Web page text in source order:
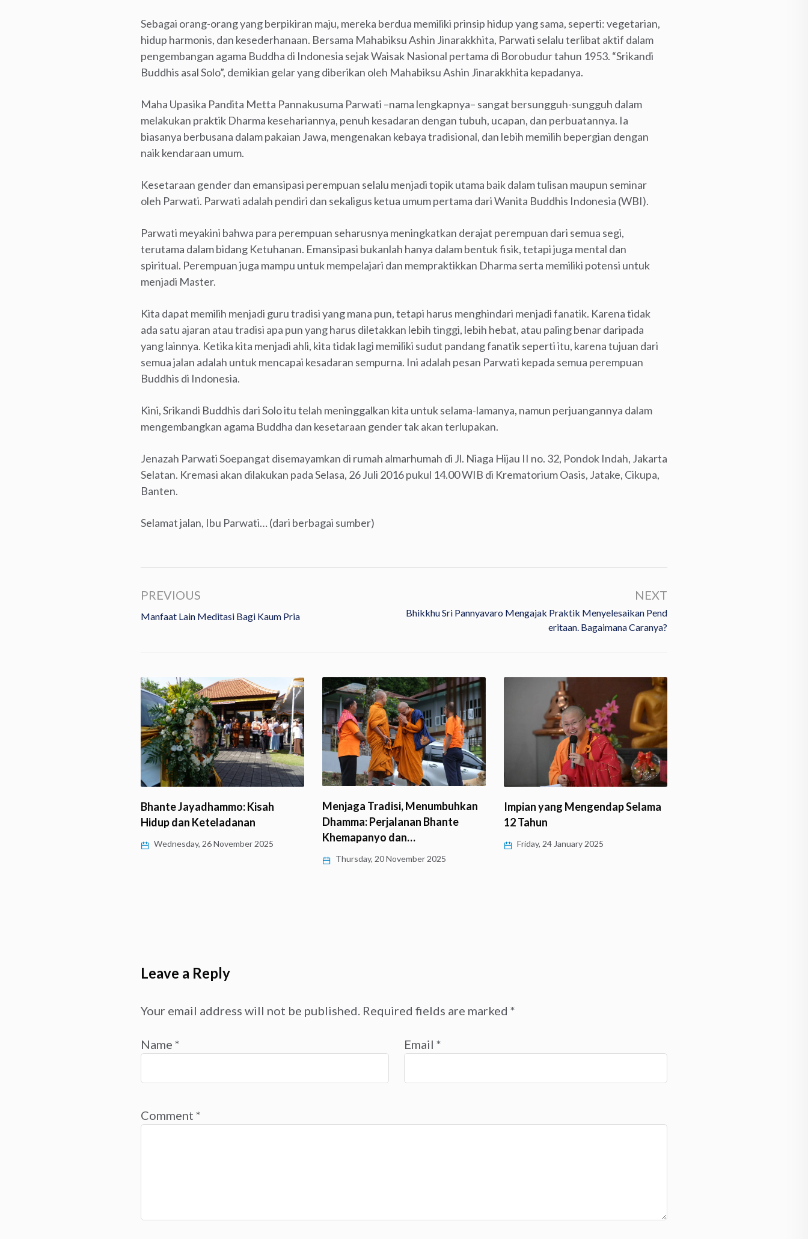
Sebagai orang-orang yang berpikiran maju, mereka berdua memiliki prinsip hidup yang sama, seperti: vegetarian,
hidup harmonis, dan kesederhanaan. Bersama Mahabiksu Ashin Jinarakkhita, Parwati selalu terlibat aktif dalam
pengembangan agama Buddha di Indonesia sejak Waisak Nasional pertama di Borobudur tahun 1953. “Srikandi
Buddhis asal Solo”, demikian gelar yang diberikan oleh Mahabiksu Ashin Jinarakkhita kepadanya.
Maha Upasika Pandita Metta Pannakusuma Parwati –nama lengkapnya– sangat bersungguh-sungguh dalam
melakukan praktik Dharma kesehariannya, penuh kesadaran dengan tubuh, ucapan, dan perbuatannya. Ia
biasanya berbusana dalam pakaian Jawa, mengenakan kebaya tradisional, dan lebih memilih bepergian dengan
naik kendaraan umum.
Kesetaraan gender dan emansipasi perempuan selalu menjadi topik utama baik dalam tulisan maupun seminar
oleh Parwati. Parwati adalah pendiri dan sekaligus ketua umum pertama dari Wanita Buddhis Indonesia (WBI).
Parwati meyakini bahwa para perempuan seharusnya meningkatkan derajat perempuan dari semua segi,
terutama dalam bidang Ketuhanan. Emansipasi bukanlah hanya dalam bentuk fisik, tetapi juga mental dan
spiritual. Perempuan juga mampu untuk mempelajari dan mempraktikkan Dharma serta memiliki potensi untuk
menjadi Master.
Kita dapat memilih menjadi guru tradisi yang mana pun, tetapi harus menghindari menjadi fanatik. Karena tidak
ada satu ajaran atau tradisi apa pun yang harus diletakkan lebih tinggi, lebih hebat, atau paling benar daripada
yang lainnya. Ketika kita menjadi ahli, kita tidak lagi memiliki sudut pandang fanatik seperti itu, karena tujuan dari
semua jalan adalah untuk mencapai kesadaran sempurna. Ini adalah pesan Parwati kepada semua perempuan
Buddhis di Indonesia.
Kini, Srikandi Buddhis dari Solo itu telah meninggalkan kita untuk selama-lamanya, namun perjuangannya dalam
mengembangkan agama Buddha dan kesetaraan gender tak akan terlupakan.
Jenazah Parwati Soepangat disemayamkan di rumah almarhumah di Jl. Niaga Hijau II no. 32, Pondok Indah, Jakarta
Selatan. Kremasi akan dilakukan pada Selasa, 26 Juli 2016 pukul 14.00 WIB di Krematorium Oasis, Jatake, Cikupa,
Banten.
Selamat jalan, Ibu Parwati… (dari berbagai sumber)
PREVIOUS
Manfaat Lain Meditasi Bagi Kaum Pria
NEXT
Bhikkhu Sri Pannyavaro Mengajak Praktik Menyelesaikan Pend
Eritaan. Bagaimana Caranya?
Bhante Jayadhammo: Kisah
Hidup dan Keteladanan
Wednesday, 26 November 2025
Menjaga Tradisi, Menumbuhkan
Dhamma: Perjalanan Bhante
Khemapanyo dan…
Thursday, 20 November 2025
Impian yang Mengendap Selama
12 Tahun
Friday, 24 January 2025
Leave a Reply
Your email address will not be published. Required fields are marked *
Name * Email *
Comment *